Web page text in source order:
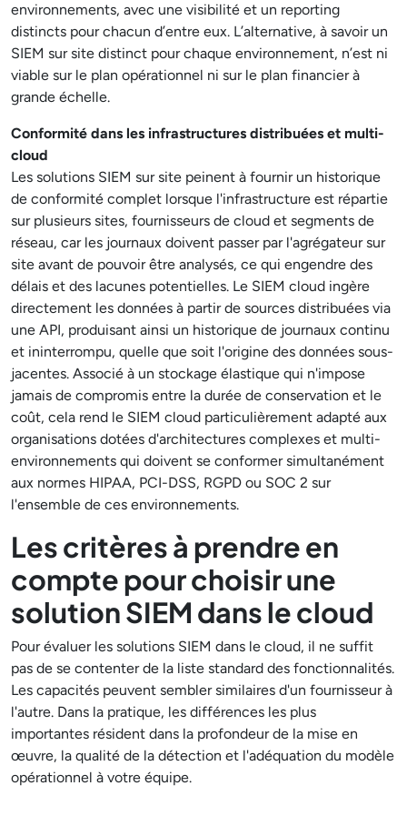
environnements, avec une visibilité et un reporting
distincts pour chacun d’entre eux. L’alternative, à savoir un
SIEM sur site distinct pour chaque environnement, n’est ni
viable sur le plan opérationnel ni sur le plan financier à
grande échelle.
Conformité dans les infrastructures distribuées et multi-
cloud
Les solutions SIEM sur site peinent à fournir un historique
de conformité complet lorsque l'infrastructure est répartie
sur plusieurs sites, fournisseurs de cloud et segments de
réseau, car les journaux doivent passer par l'agrégateur sur
site avant de pouvoir être analysés, ce qui engendre des
délais et des lacunes potentielles. Le SIEM cloud ingère
directement les données à partir de sources distribuées via
une API, produisant ainsi un historique de journaux continu
et ininterrompu, quelle que soit l'origine des données sous-
jacentes. Associé à un stockage élastique qui n'impose
jamais de compromis entre la durée de conservation et le
coût, cela rend le SIEM cloud particulièrement adapté aux
organisations dotées d'architectures complexes et multi-
environnements qui doivent se conformer simultanément
aux normes HIPAA, PCI-DSS, RGPD ou SOC 2 sur
l'ensemble de ces environnements.
Les critères à prendre en
compte pour choisir une
solution SIEM dans le cloud
Pour évaluer les solutions SIEM dans le cloud, il ne suffit
pas de se contenter de la liste standard des fonctionnalités.
Les capacités peuvent sembler similaires d'un fournisseur à
l'autre. Dans la pratique, les différences les plus
importantes résident dans la profondeur de la mise en
œuvre, la qualité de la détection et l'adéquation du modèle
opérationnel à votre équipe.